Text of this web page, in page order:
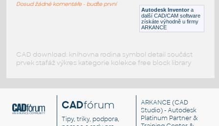
DIN-ISO check valve pvc - 50mmAutodesk Inventor a
další CAD/CAM software
získáte výhodně u firmy
ARKANCE
Dosud žádné komentáře - buďte první
CAD download: knihovna rodina symbol detail součást
prvek stafáž výkres kategorie kolekce free block library
CADfórum
Tipy, triky, podpora,
ARKANCE (CAD
Studio) - Autodesk
Platinum Partner &